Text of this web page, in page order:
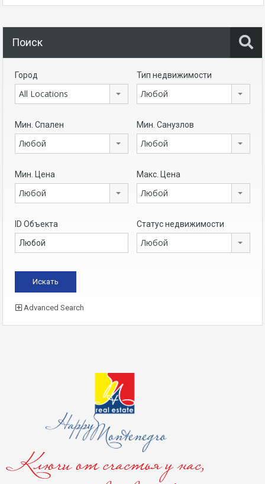
Поиск
Город
All Locations
Тип недвижимости
Любой
Мин. Спален
Любой
Мин. Санузлов
Любой
Мин. Цена
Любой
Макс. Цена
Любой
ID Объекта Статус недвижимости
Любой
Advanced Search